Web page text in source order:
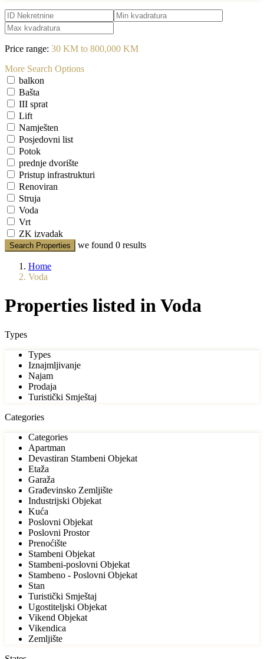
Price range: 30 KM to 800,000 KM
More Search Options
balkon
Bašta
III sprat
Lift
Namješten
Posjedovni list
Potok
prednje dvorište
Pristup infrastrukturi
Renoviran
Struja
Voda
Vrt
ZK izvadak
Search Properties we found 0 results
Home
Voda
Properties listed in Voda
Types
Types
Iznajmljivanje
Najam
Prodaja
Turistički Smještaj
Categories
Categories
Apartman
Devastiran Stambeni Objekat
Etaža
Garaža
Građevinsko Zemljište
Industrijski Objekat
Kuća
Poslovni Objekat
Poslovni Prostor
Prenoćište
Stambeni Objekat
Stambeni-poslovni Objekat
Stambeno - Poslovni Objekat
Stan
Turistički Smještaj
Ugostiteljski Objekat
Vikend Objekat
Vikendica
Zemljište